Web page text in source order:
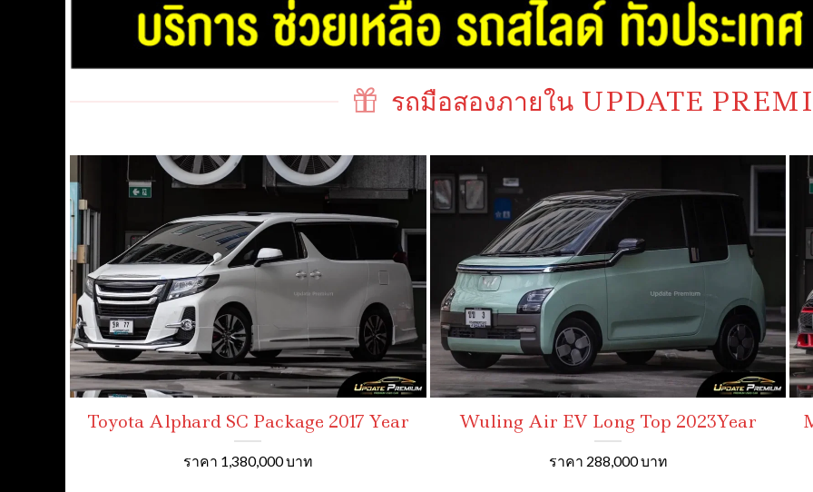
รถมือสองภายใน UPDATE
Toyota Alphard SC Package 2017 Year
ราคา 1,380,000 บาท
Wuling Air EV Long Top 2023Year
ราคา 288,000 บาท